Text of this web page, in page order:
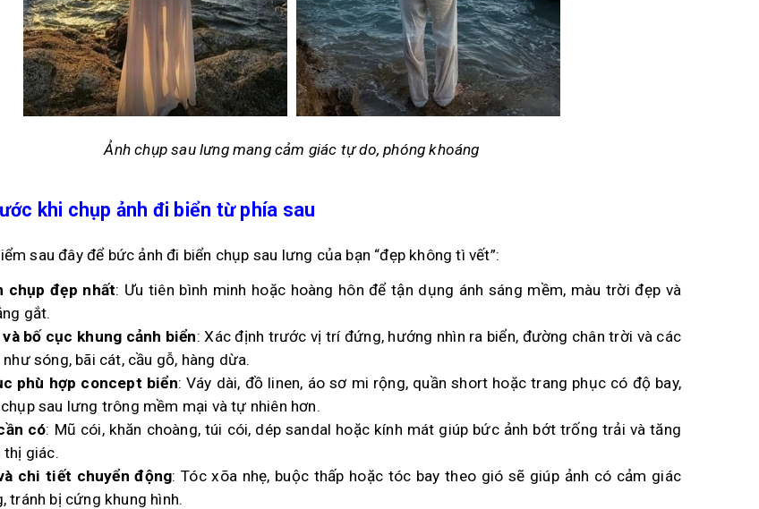
Ảnh chụp sau lưng mang cảm giác tự do, phóng khoáng
khi chụp ảnh đi biển từ phía sau
sau đây để bức ảnh đi biển chụp sau lưng của bạn “đẹp không tì vết”:
chụp đẹp nhất: Ưu tiên bình minh hoặc hoàng hôn để tận dụng ánh sáng mềm, màu trời đẹp và
gắt.
bố cục khung cảnh biển: Xác định trước vị trí đứng, hướng nhìn ra biển, đường chân trời và các
sóng, bãi cát, cầu gỗ, hàng dừa.
phù hợp concept biển: Váy dài, đồ linen, áo sơ mi rộng, quần short hoặc trang phục có độ bay,
sau lưng trông mềm mại và tự nhiên hơn.
có: Mũ cói, khăn choàng, túi cói, dép sandal hoặc kính mát giúp bức ảnh bớt trống trải và tăng
thị giác.
chi tiết chuyển động: Tóc xõa nhẹ, buộc thấp hoặc tóc bay theo gió sẽ giúp ảnh có cảm giác
tránh bị cứng khung hình.